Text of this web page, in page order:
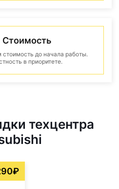
Стоимость
стоимость до начала работы.
в приоритете.
техцентра